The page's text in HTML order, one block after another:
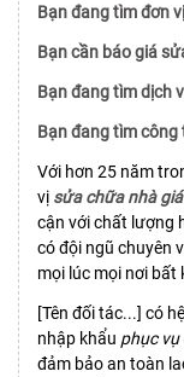
Bạn đang tìm đơn
Bạn cần báo giá
Bạn đang tìm dịch
Bạn đang tìm
Với hơn 25 năm
vị sửa chữa nhà
cận với chất lượng
có đội ngũ chuyên
mọi lúc mọi nơi bất
[Tên đối tác...] có
nhập khẩu phục
đảm bảo an toàn